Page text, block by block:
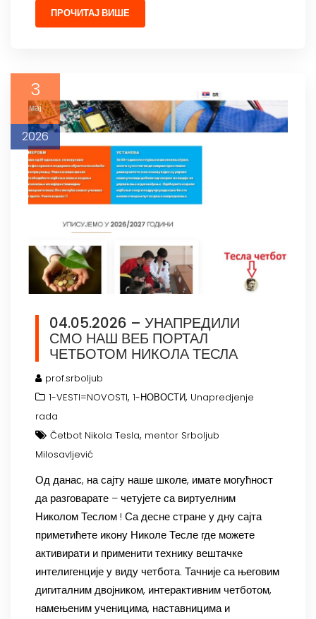
ПРОЧИТАЈ ВИШЕ
3
мај
2026
04.05.2026 – УНАПРЕДИЛИ
СМО НАШ ВЕБ ПОРТАЛ
ЧЕТБОТОМ НИКОЛА ТЕСЛА
prof.srboljub
1-VESTI=NOVOSTI, 1-НОВОСТИ, Unapredjenje
rada
Četbot Nikola Tesla, mentor Srboljub
Milosavljević
Од данас, на сајту наше школе, имате могућност
да разговарате – четујете са виртуелним
Николом Теслом ! Са десне стране у дну сајта
приметићете икону Николе Тесле где можете
активирати и применити технику вештачке
интелигенције у виду четбота. Тачније са његовим
дигиталним двојником, интерактивним четботом,
намењеним ученицима, наставницима и